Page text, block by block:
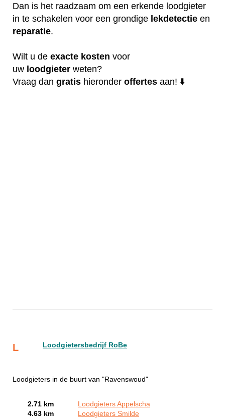
Dan is het raadzaam om een erkende loodgieter
in te schakelen voor een grondige lekdetectie en
reparatie.
Wilt u de exacte kosten voor
uw loodgieter weten?
Vraag dan gratis hieronder offertes aan! ⬇️
L Loodgietersbedrijf RoBe
Loodgieters in de buurt van "Ravenswoud"
2.71 km
Loodgieters Appelscha
4.63 km
Loodgieters Smilde